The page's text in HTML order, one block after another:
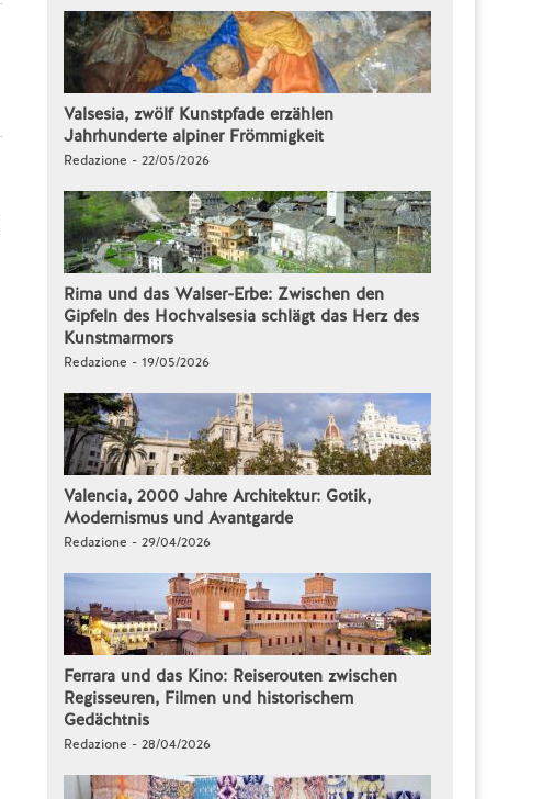
Valsesia, zwölf Kunstpfade erzählen
Jahrhunderte alpiner Frömmigkeit
Redazione - 22/05/2026
Rima und das Walser-Erbe: Zwischen den
Gipfeln des Hochvalsesia schlägt das Herz des
Kunstmarmors
Redazione - 19/05/2026
Valencia, 2000 Jahre Architektur: Gotik,
Modernismus und Avantgarde
Redazione - 29/04/2026
Ferrara und das Kino: Reiserouten zwischen
Regisseuren, Filmen und historischem
Gedächtnis
Redazione - 28/04/2026